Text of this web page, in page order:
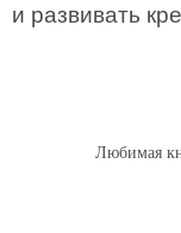
и развивать
Любимая